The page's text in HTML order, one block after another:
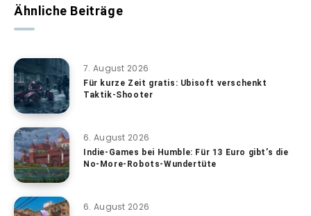
Ähnliche Beiträge
7. August 2026
Für kurze Zeit gratis: Ubisoft verschenkt
Taktik-Shooter
6. August 2026
Indie-Games bei Humble: Für 13 Euro gibt’s die
No-More-Robots-Wundertüte
6. August 2026